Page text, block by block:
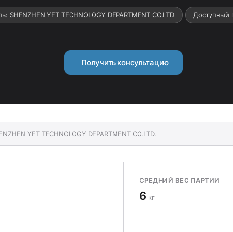
SHENZHEN YET TECHNOLOGY DEPARTMENT CO.LTD Доступный
Получить консультацию
YET TECHNOLOGY DEPARTMENT CO.LTD.
СРЕДНИЙ ВЕС ПАРТИИ
6 кг